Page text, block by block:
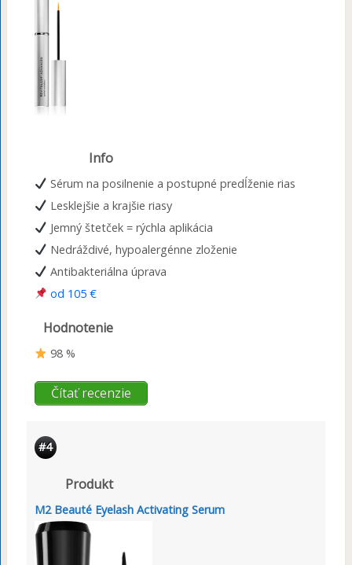
Info
Sérum na posilnenie a postupné predĺženie rias
Lesklejšie a krajšie riasy
Jemný štetček = rýchla aplikácia
Nedráždivé, hypoalergénne zloženie
Antibakteriálna úprava
od 105 €
Hodnotenie
98 %
Čítať recenzie
#4
Produkt
M2 Beauté Eyelash Activating Serum